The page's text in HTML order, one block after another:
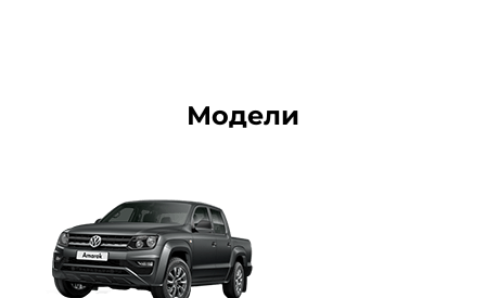
Модели